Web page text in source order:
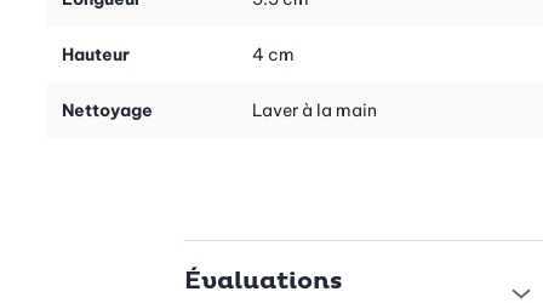
Hauteur 4 cm
Nettoyage Laver à la main
Évaluations